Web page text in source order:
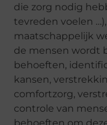
die zorg nodig
tevreden voelen
maatschappelijk
de mensen wordt
behoeften,
kansen,
comfortzorg,
controle van